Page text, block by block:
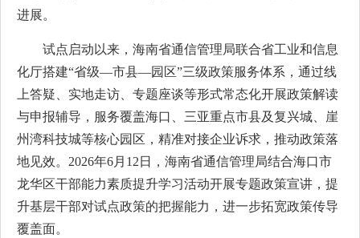
进展。
试点启动以来，海南省通信管理局联合省工业和信息
化厅搭建“省级—市县—园区”三级政策服务体系，通过线
上答疑、实地走访、专题座谈等形式常态化开展政策解读
与申报辅导，服务覆盖海口、三亚重点市县及复兴城、崖
州湾科技城等核心园区，精准对接企业诉求，推动政策落
地见效。2026年6月12日，海南省通信管理局结合海口市
龙华区干部能力素质提升学习活动开展专题政策宣讲，提
升基层干部对试点政策的把握能力，进一步拓宽政策传导
覆盖面。